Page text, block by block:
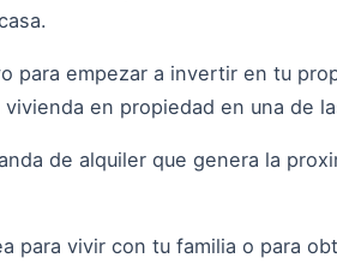
empezar a invertir en tu
en propiedad en una de
de alquiler que genera la
vivir con tu familia o para